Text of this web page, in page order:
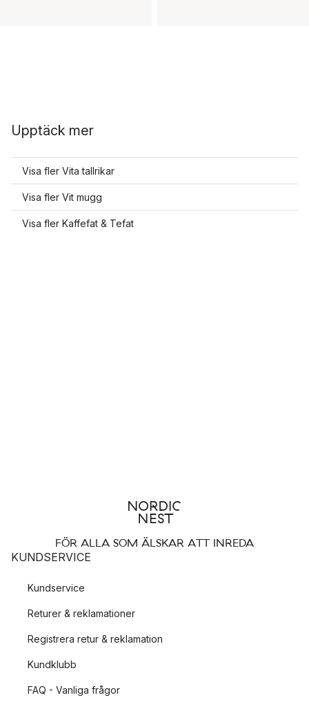
Upptäck mer
Visa fler Vita tallrikar
Visa fler Vit mugg
Visa fler Kaffefat & Tefat
FÖR ALLA SOM ÄLSKAR ATT INREDA
KUNDSERVICE
Kundservice
Returer & reklamationer
Registrera retur & reklamation
Kundklubb
FAQ - Vanliga frågor